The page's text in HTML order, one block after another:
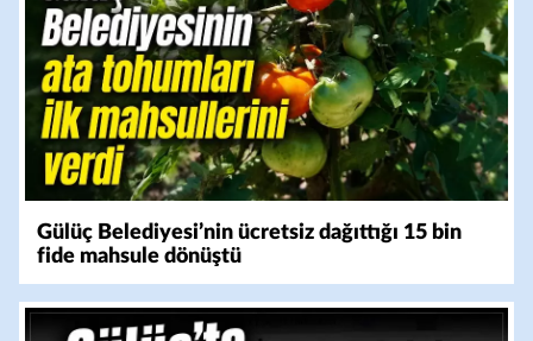
Gülüç Belediyesi’nin ücretsiz dağıttığı 15 bin
fide mahsule dönüştü